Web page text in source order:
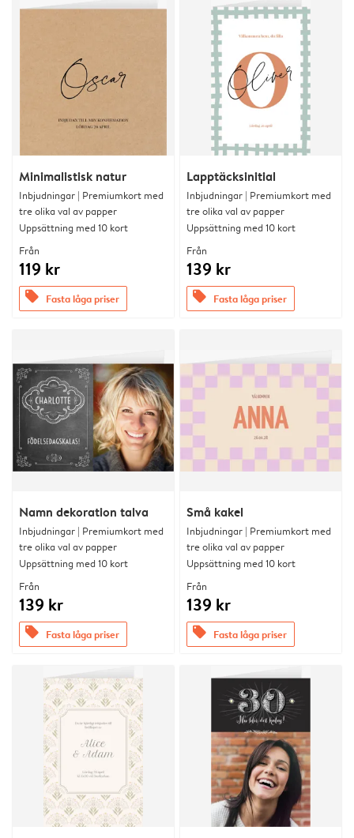
Minimalistisk natur
Inbjudningar | Premiumkort med
tre olika val av papper
Uppsättning med 10 kort
Från
119 kr
offers Fasta låga priser
Lapptäcksinitial
Inbjudningar | Premiumkort med
tre olika val av papper
Uppsättning med 10 kort
Från
139 kr
offers Fasta låga priser
Namn dekoration talva
Inbjudningar | Premiumkort med
tre olika val av papper
Uppsättning med 10 kort
Från
139 kr
offers Fasta låga priser
Små kakel
Inbjudningar | Premiumkort med
tre olika val av papper
Uppsättning med 10 kort
Från
139 kr
offers Fasta låga priser